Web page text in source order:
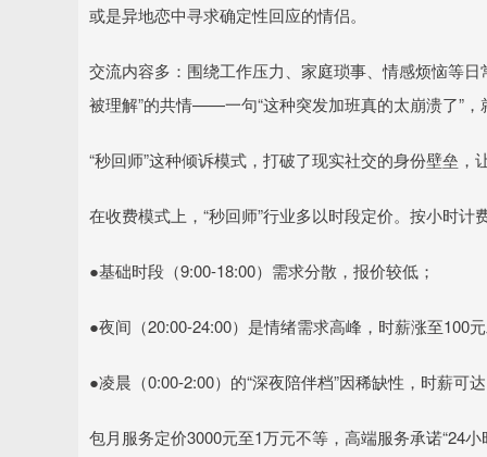
或是异地恋中寻求确定性回应的情侣。
交流内容多：围绕工作压力、家庭琐事、情感烦恼等
被理解”的共情——一句“这种突发加班真的太崩溃了”，
“秒回师”这种倾诉模式，打破了现实社交的身份壁垒
在收费模式上，“秒回师”行业多以时段定价。按小时计
●基础时段（9:00-18:00）需求分散，报价较低；
●夜间（20:00-24:00）是情绪需求高峰，时薪涨至100
●凌晨（0:00-2:00）的“深夜陪伴档”因稀缺性，时薪可
包月服务定价3000元至1万元不等，高端服务承诺“24